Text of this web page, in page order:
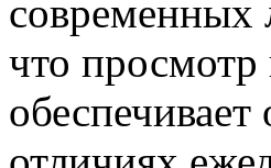
современных
что